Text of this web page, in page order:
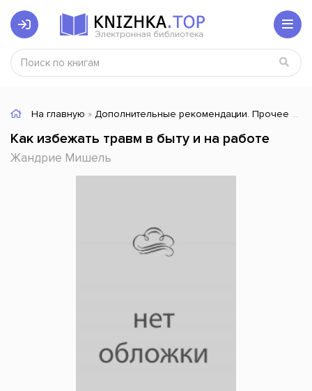
На главную » Дополнительные рекомендации. Прочее »
Как избежать травм в быту и на работе
Жандрие Мишель